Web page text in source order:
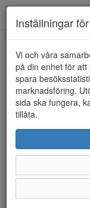
HEM
Inställningar
Vi och våra
på din enhet för
spara
marknadsföring.
sida ska fungera,
tillåta.